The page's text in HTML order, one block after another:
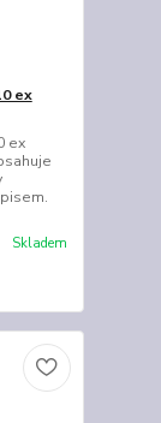
ex
ex
Skladem